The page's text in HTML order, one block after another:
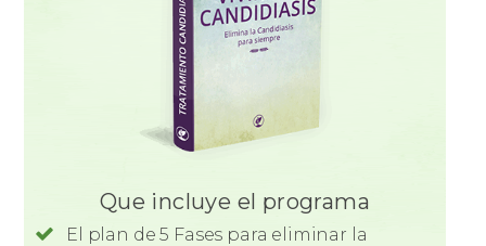
Que incluye el programa
El plan de 5 Fases para eliminar la